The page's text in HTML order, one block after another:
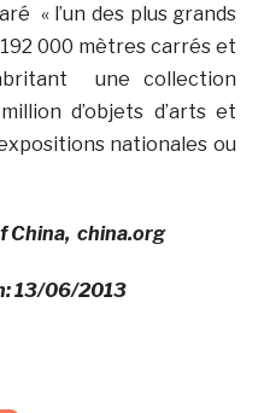
« l’un des plus grands
000 mètres carrés et
une collection
d’objets d’arts et
nationales ou
China, china.org
13/06/2013